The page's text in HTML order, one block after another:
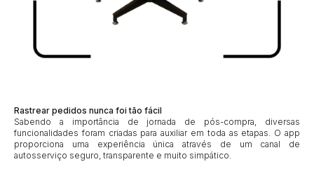
Rastrear pedidos nunca foi tão fácil
Sabendo a importância de jornada de pós-compra, diversas
funcionalidades foram criadas para auxiliar em toda as etapas. O app
proporciona uma experiência única através de um canal de
autosserviço seguro, transparente e muito simpático.